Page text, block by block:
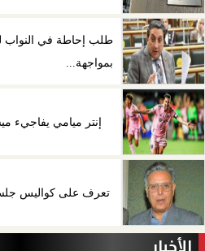
طلب إحاطة في النواب
بمواجهة...
إنتر ميامي يفاجيء
تعرف على كواليس